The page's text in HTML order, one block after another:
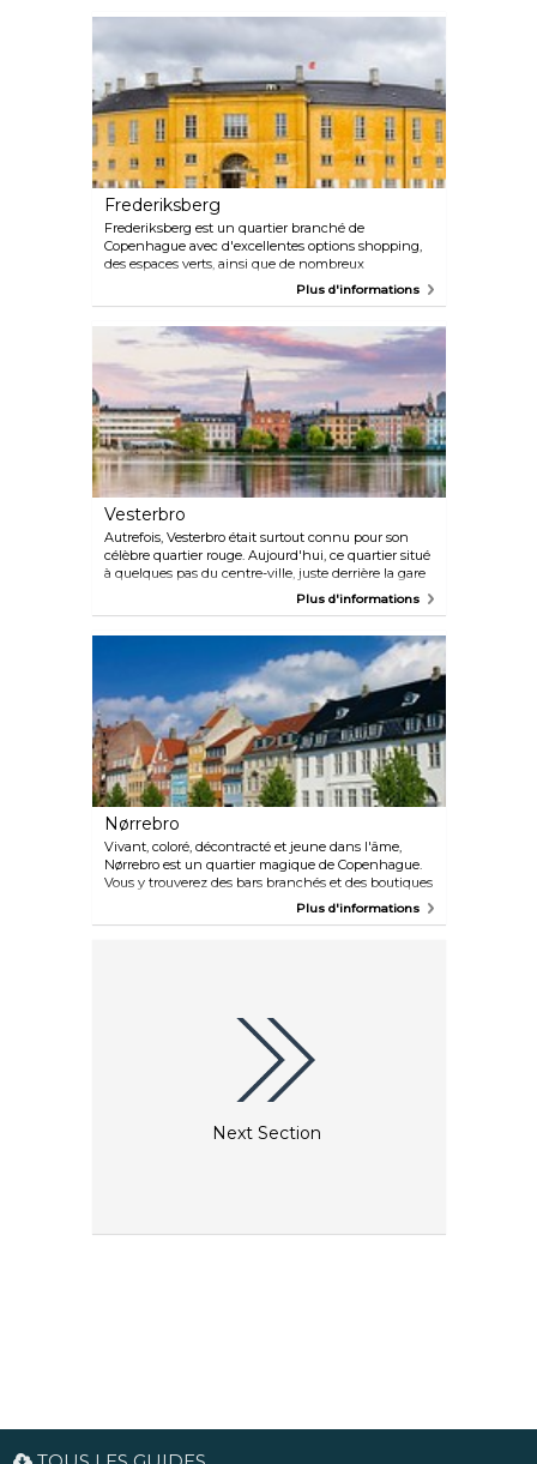
Achetez des articles de design au WAUW, dégustez
une bière artisanale au Søernes Ølbar ou détendez-
vous et reposez-vous à Fælledparken, le plus grand
parc public du Danemark.
Frederiksberg
Frederiksberg est un quartier branché de
Copenhague avec d'excellentes options shopping,
des espaces verts, ainsi que de nombreux
restaurants, cafés et boutiques de produits locaux. Il
plus âgée et plus établie. La rue principale qui
traverse Frederiksberg est Gammel Kongevej, « Old
Kings Road ». Værnedamsvej, considérée comme
agréable et tendance, est une petite rue
commerçante animée qui relie Vesterbrogade et le
début de Frederiksberg Allé à Gammel Kongevej.
Frederiksberg est également une oasis de verdure
avec les jardins de Frederiksberg, le jardin
romantique de la faculté des sciences de la vie et le
Søndermarken.
Plus d'informations
Vesterbro
Autrefois, Vesterbro était surtout connu pour son
célèbre quartier rouge. Aujourd'hui, ce quartier situé
à quelques pas du centre-ville, juste derrière la gare
centrale, est l'un des endroits les plus branchés de
Plus d'informations
Nørrebro
Vivant, coloré, décontracté et jeune dans l'âme,
Nørrebro est un quartier magique de Copenhague.
Vous y trouverez des bars branchés et des boutiques
de créateurs à la mode jouxtant des petits bars un
dîner et prendre un verre. Au cimetière d'Assistens,
vous pourrez visiter les tombes de Danois célèbres,
tels que le célèbre écrivain de contes de fées Hans
Christian Andersen ou le philosophe Søren
Plus d'informations
Next Section